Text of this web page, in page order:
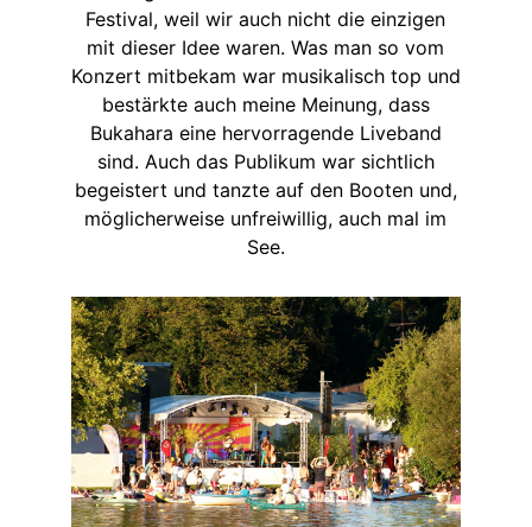
Festival, weil wir auch nicht die einzigen
mit dieser Idee waren. Was man so vom
Konzert mitbekam war musikalisch top und
bestärkte auch meine Meinung, dass
Bukahara eine hervorragende Liveband
sind. Auch das Publikum war sichtlich
begeistert und tanzte auf den Booten und,
möglicherweise unfreiwillig, auch mal im
See.